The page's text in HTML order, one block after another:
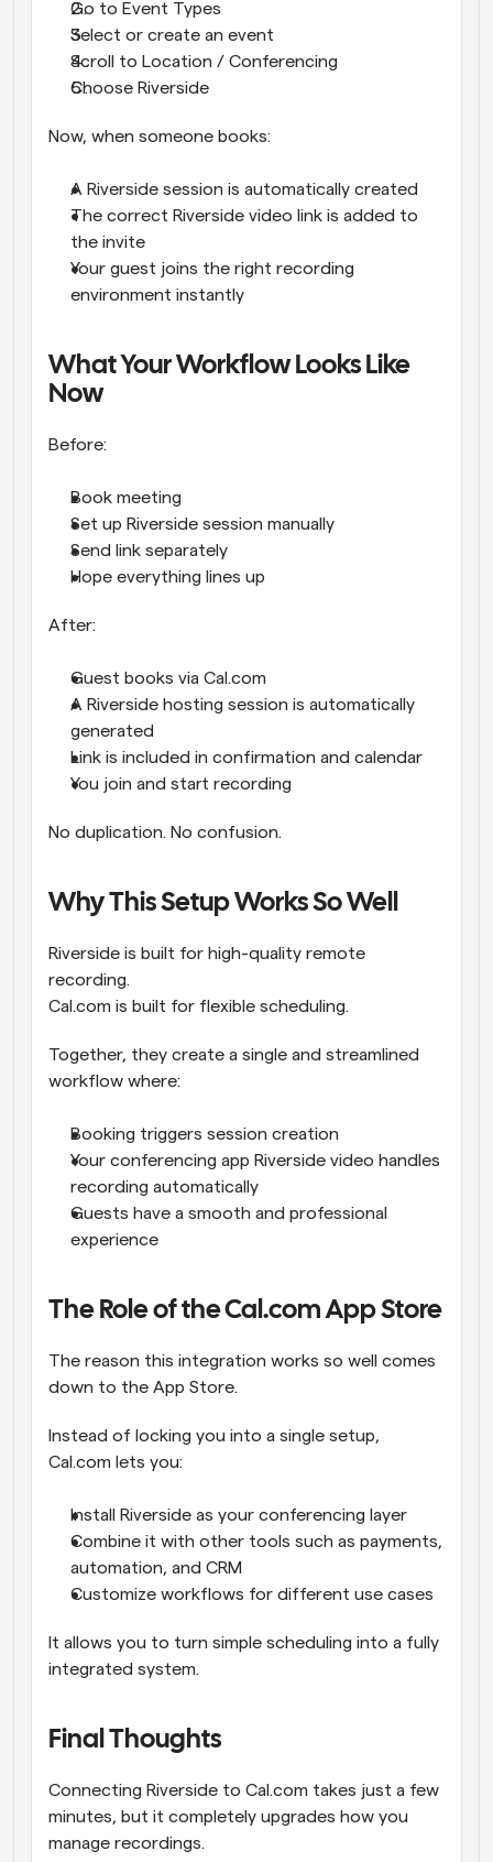
Go to Event Types
Select or create an event
Scroll to Location / Conferencing
Choose Riverside
Now, when someone books:
A Riverside session is automatically created
The correct Riverside video link is added to
the invite
Your guest joins the right recording
environment instantly
What Your Workflow Looks Like
Now
Before:
Book meeting
Set up Riverside session manually
Send link separately
Hope everything lines up
After:
Guest books via Cal.com
A Riverside hosting session is automatically
generated
Link is included in confirmation and calendar
You join and start recording
No duplication. No confusion.
Why This Setup Works So Well
Riverside is built for high-quality remote
recording.
Cal.com is built for flexible scheduling.
Together, they create a single and streamlined
workflow where:
Booking triggers session creation
Your conferencing app Riverside video handles
recording automatically
Guests have a smooth and professional
experience
The Role of the Cal.com App Store
The reason this integration works so well comes
down to the App Store.
Instead of locking you into a single setup,
Cal.com lets you:
Install Riverside as your conferencing layer
Combine it with other tools such as payments,
automation, and CRM
Customize workflows for different use cases
It allows you to turn simple scheduling into a fully
integrated system.
Final Thoughts
Connecting Riverside to Cal.com takes just a few
minutes, but it completely upgrades how you
manage recordings.